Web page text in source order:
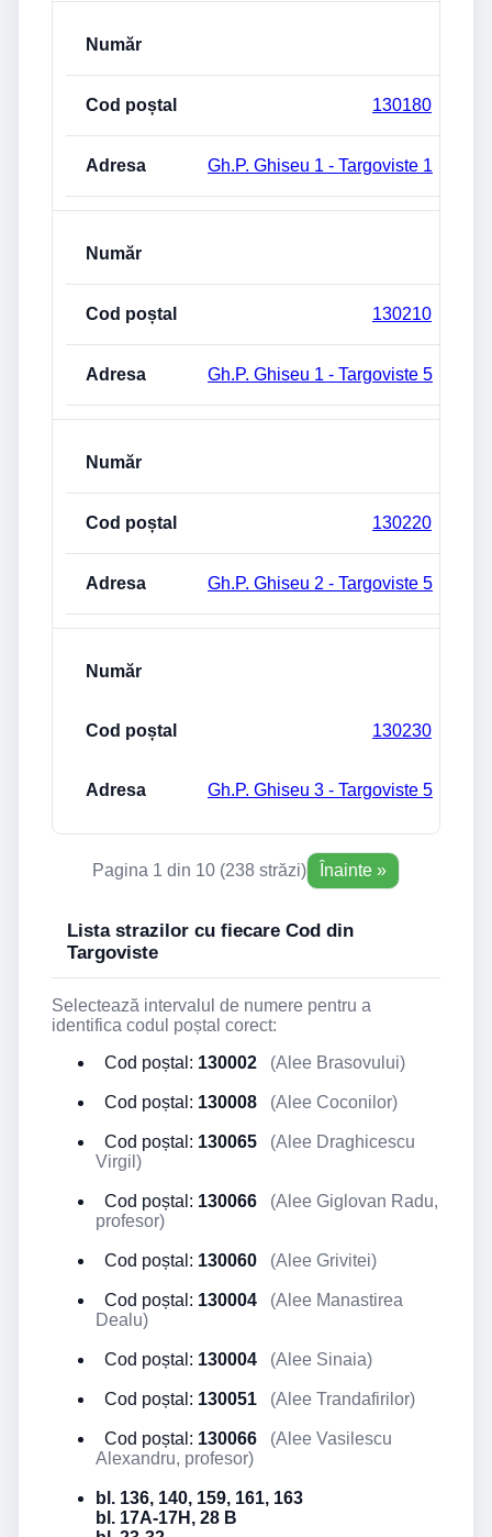
130180
Gh.P. Ghiseu 1 - Targoviste 1
130210
Gh.P. Ghiseu 1 - Targoviste 5
130220
Gh.P. Ghiseu 2 - Targoviste 5
130230
Gh.P. Ghiseu 3 - Targoviste 5
Pagina 1 din 10 (238 străzi) Înainte »
Lista strazilor cu fiecare Cod din
Targoviste
Selectează intervalul de numere pentru a
identifica codul poștal corect:
Cod poștal: 130002 (Alee Brasovului)
Cod poștal: 130008 (Alee Coconilor)
Cod poștal: 130065
(Alee Draghicescu
Virgil)
Cod poștal: 130066
(Alee Giglovan Radu,
profesor)
Cod poștal: 130060 (Alee Grivitei)
Cod poștal: 130004
(Alee Manastirea
Dealu)
Cod poștal: 130004 (Alee Sinaia)
Cod poștal: 130051 (Alee Trandafirilor)
Cod poștal: 130066
(Alee Vasilescu
Alexandru, profesor)
bl. 136, 140, 159, 161, 163
bl. 17A-17H, 28 B